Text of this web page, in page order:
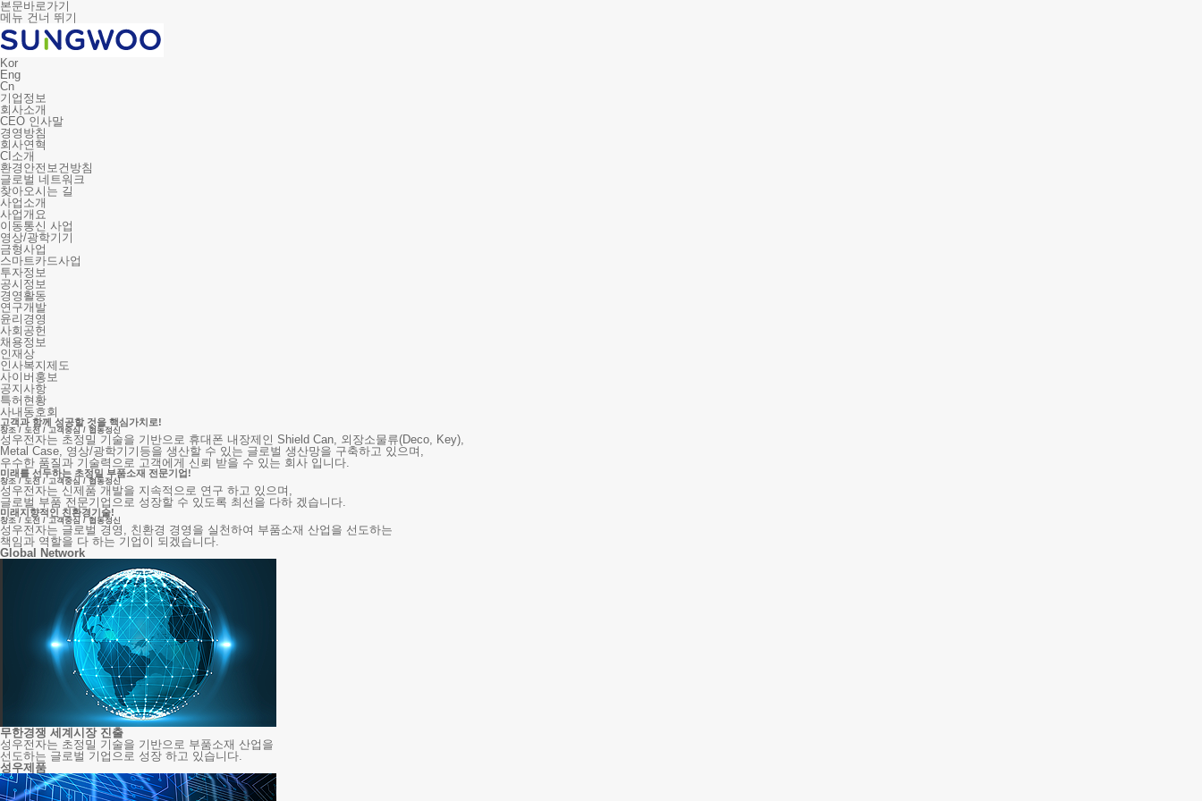
본문바로가기
메뉴 건너 뛰기
Kor
Eng
Cn
기업정보
회사소개
CEO 인사말
경영방침
회사연혁
CI소개
환경안전보건방침
글로벌 네트워크
찾아오시는 길
사업소개
사업개요
이동통신 사업
영상/광학기기
금형사업
스마트카드사업
투자정보
공시정보
경영활동
연구개발
윤리경영
사회공헌
채용정보
인재상
인사복지제도
사이버홍보
공지사항
특허현황
사내동호회
고객과 함께 성공할 것을 핵심가치로!
창조 / 도전 / 고객중심 / 협동정신
성우전자는 초정밀 기술을 기반으로 휴대폰 내장제인 Shield Can, 외장소물류(Deco, Key),
Metal Case, 영상/광학기기등을 생산할 수 있는 글로벌 생산망을 구축하고 있으며,
우수한 품질과 기술력으로 고객에게 신뢰 받을 수 있는 회사 입니다.
미래를 선두하는 초정밀 부품소재 전문기업!
창조 / 도전 / 고객중심 / 협동정신
성우전자는 신제품 개발을 지속적으로 연구 하고 있으며,
글로벌 부품 전문기업으로 성장할 수 있도록 최선을 다하 겠습니다.
미래지향적인 친환경기술!
창조 / 도전 / 고객중심 / 협동정신
성우전자는 글로벌 경영, 친환경 경영을 실천하여 부품소재 산업을 선도하는
책임과 역할을 다 하는 기업이 되겠습니다.
Global Network
무한경쟁 세계시장 진출
성우전자는 초정밀 기술을 기반으로 부품소재 산업을
선도하는 글로벌 기업으로 성장 하고 있습니다.
성우제품